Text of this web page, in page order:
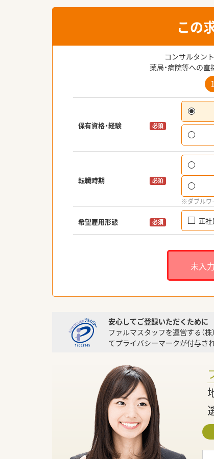
この
コンサルタン
薬局・病院等への直
1
保有資格・経験 必須
転職時期 必須
※ダブルワ
希望雇用形態 必須 正社
未入
安心してご登録いただくために
ファルマスタッフを運営する（
てプライバシーマークが付与さ